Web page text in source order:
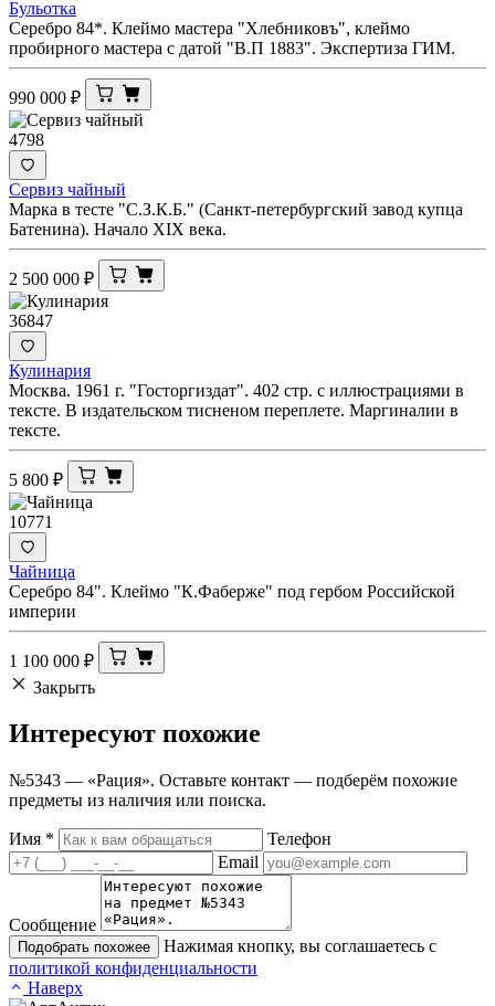
Бульотка
Серебро 84*. Клеймо мастера "Хлебниковъ", клеймо
пробирного мастера с датой "В.П 1883". Экспертиза ГИМ.
990 000 ₽
4798
Сервиз чайный
Марка в тесте "С.З.К.Б." (Санкт-петербургский завод купца
Батенина). Начало XIX века.
2 500 000 ₽
36847
Кулинария
Москва. 1961 г. "Госторгиздат". 402 стр. с иллюстрациями в
тексте. В издательском тисненом переплете. Маргиналии в
тексте.
5 800 ₽
10771
Чайница
Серебро 84". Клеймо "К.Фаберже" под гербом Российской
империи
1 100 000 ₽
Закрыть
Интересуют похожие
№5343 — «Рация». Оставьте контакт — подберём похожие
предметы из наличия или поиска.
Имя *
Телефон
Email
Сообщение
Подобрать похожее
Нажимая кнопку, вы соглашаетесь с
политикой конфиденциальности
Наверх